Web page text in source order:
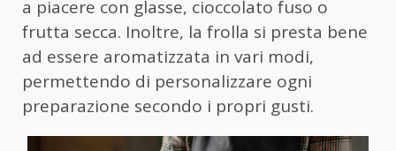
a piacere con glasse, cioccolato fuso o
frutta secca. Inoltre, la frolla si presta bene
ad essere aromatizzata in vari modi,
permettendo di personalizzare ogni
preparazione secondo i propri gusti.